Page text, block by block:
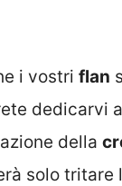
i vostri flan
dedicarvi
della
solo tritare